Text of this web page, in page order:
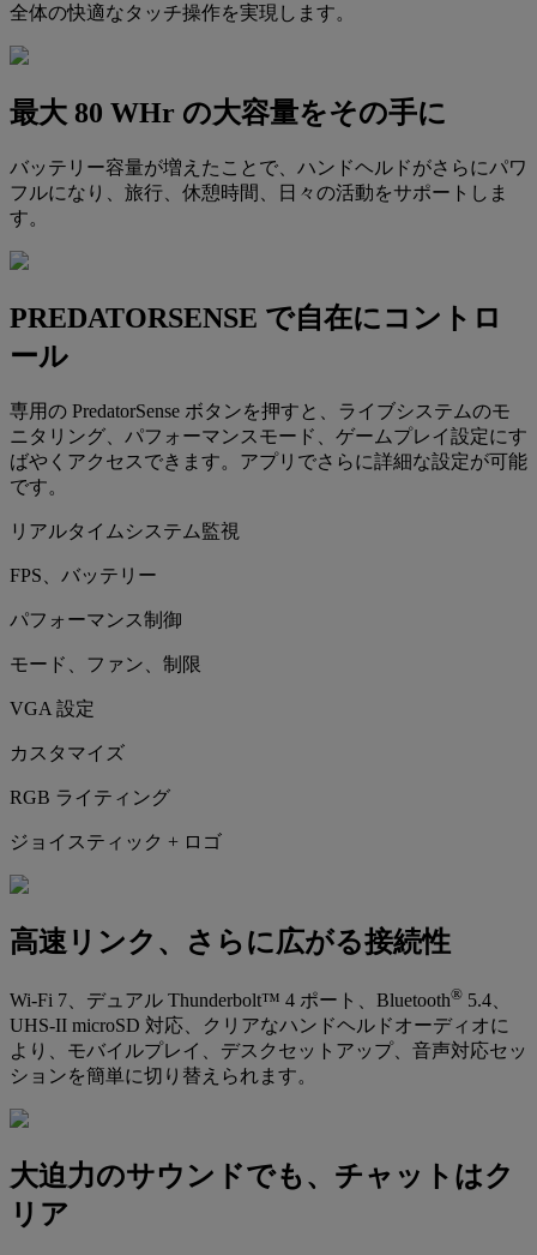
全体の快適なタッチ操作を実現します。
最大 80 WHr の大容量をその手に
バッテリー容量が増えたことで、ハンドヘルドがさらにパワ
フルになり、旅行、休憩時間、日々の活動をサポートしま
す。
PREDATORSENSE で自在にコントロ
ール
専用の PredatorSense ボタンを押すと、ライブシステムのモ
ニタリング、パフォーマンスモード、ゲームプレイ設定にす
ばやくアクセスできます。アプリでさらに詳細な設定が可能
です。
リアルタイムシステム監視
FPS、バッテリー
パフォーマンス制御
モード、ファン、制限
VGA 設定
カスタマイズ
RGB ライティング
ジョイスティック + ロゴ
高速リンク、さらに広がる接続性
Wi-Fi 7、デュアル Thunderbolt™ 4 ポート、Bluetooth® 5.4、
UHS-II microSD 対応、クリアなハンドヘルドオーディオに
より、モバイルプレイ、デスクセットアップ、音声対応セッ
ションを簡単に切り替えられます。
大迫力のサウンドでも、チャットはク
リア